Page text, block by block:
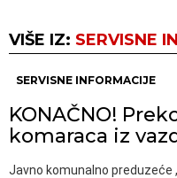
VIŠE IZ: SERVISNE
SERVISNE INFORMACIJE
KONAČNO!
komaraca iz
Javno komunalno preduzeće